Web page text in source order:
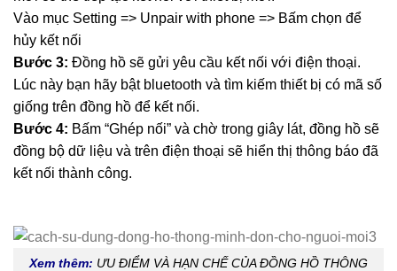
Vào mục Setting => Unpair with phone => Bấm chọn để
hủy kết nối
Bước 3: Đồng hồ sẽ gửi yêu cầu kết nối với điện thoại.
Lúc này bạn hãy bật bluetooth và tìm kiếm thiết bị có mã số
giống trên đồng hồ để kết nối.
Bước 4: Bấm “Ghép nối” và chờ trong giây lát, đồng hồ sẽ
đồng bộ dữ liệu và trên điện thoại sẽ hiển thị thông báo đã
kết nối thành công.
Xem thêm: ƯU ĐIỂM VÀ HẠN CHẾ CỦA ĐỒNG HỒ THÔNG